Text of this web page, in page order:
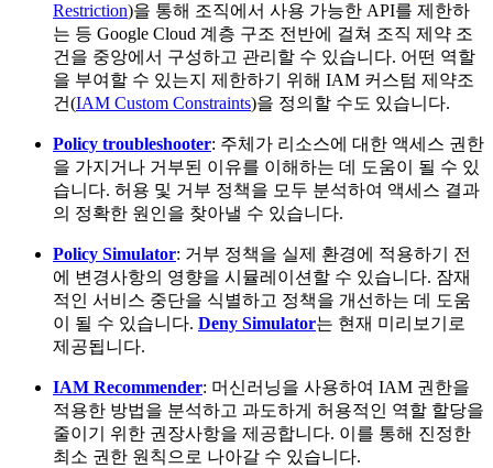
Restriction)을 통해 조직에서 사용 가능한 API를 제한하
는 등 Google Cloud 계층 구조 전반에 걸쳐 조직 제약 조
건을 중앙에서 구성하고 관리할 수 있습니다. 어떤 역할
을 부여할 수 있는지 제한하기 위해 IAM 커스텀 제약조
건(IAM Custom Constraints)을 정의할 수도 있습니다.
Policy troubleshooter: 주체가 리소스에 대한 액세스 권한
을 가지거나 거부된 이유를 이해하는 데 도움이 될 수 있
습니다. 허용 및 거부 정책을 모두 분석하여 액세스 결과
의 정확한 원인을 찾아낼 수 있습니다.
Policy Simulator: 거부 정책을 실제 환경에 적용하기 전
에 변경사항의 영향을 시뮬레이션할 수 있습니다. 잠재
적인 서비스 중단을 식별하고 정책을 개선하는 데 도움
이 될 수 있습니다. Deny Simulator는 현재 미리보기로
제공됩니다.
IAM Recommender: 머신러닝을 사용하여 IAM 권한을
적용한 방법을 분석하고 과도하게 허용적인 역할 할당을
줄이기 위한 권장사항을 제공합니다. 이를 통해 진정한
최소 권한 원칙으로 나아갈 수 있습니다.